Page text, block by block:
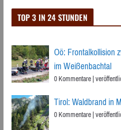
TOP 3 IN 24 STUNDEN
Oö: Frontalkollision
im Weißenbachtal
0 Kommentare|
Tirol: Waldbrand in
0 Kommentare|